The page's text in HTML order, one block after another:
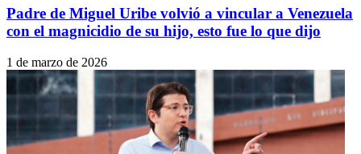
Padre de Miguel Uribe volvió a vincular a Venezuela
con el magnicidio de su hijo, esto fue lo que dijo
1 de marzo de 2026